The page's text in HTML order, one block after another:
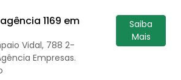
agência 1169 em
Vidal, 788 2-
Empresas.
Saiba
Mais